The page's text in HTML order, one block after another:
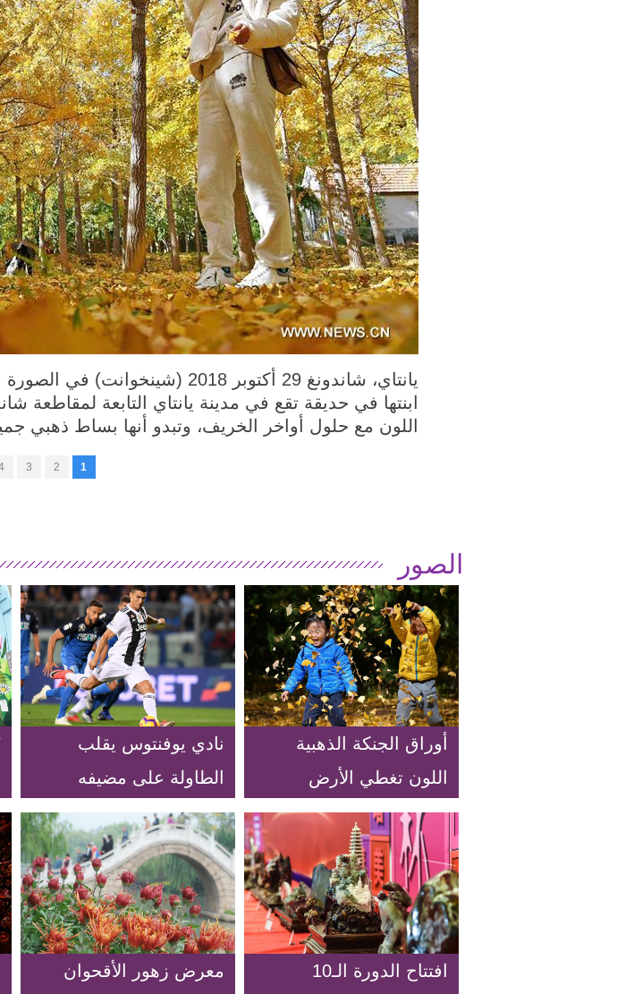
ابنتها في حديقة تقع في مدينة يانتاي التابعة
اللون مع حلول أواخر الخريف، وتبدو أنها بساط ذهبي
1
2
3
الصور
أوراق الجنكة الذهبية
اللون تغطي الأرض
نادي يوفنتوس يقلب
الطاولة على مضيفه
إمبولي بنتيجة 2-1
افتتاح الدورة الـ10 معرض زهور الأقحوان